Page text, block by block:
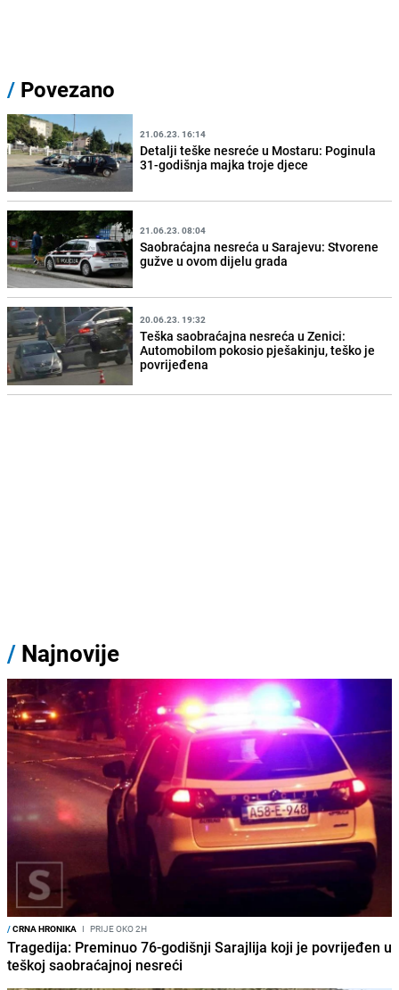
/ Povezano
21.06.23. 16:14
Detalji teške nesreće u Mostaru: Poginula
31-godišnja majka troje djece
21.06.23. 08:04
Saobraćajna nesreća u Sarajevu: Stvorene
gužve u ovom dijelu grada
20.06.23. 19:32
Teška saobraćajna nesreća u Zenici:
Automobilom pokosio pješakinju, teško je
povrijeđena
/ Najnovije
/CRNA HRONIKA I PRIJE OKO 2H
Tragedija: Preminuo 76-godišnji Sarajlija koji je povrijeđen u
teškoj saobraćajnoj nesreći